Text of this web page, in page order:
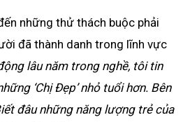
những thử thách buộc phải
đã thành danh trong lĩnh vực
lâu năm trong nghề, tôi tin
‘Chị Đẹp’ nhỏ tuổi hơn. Bên
đâu những năng lượng trẻ của